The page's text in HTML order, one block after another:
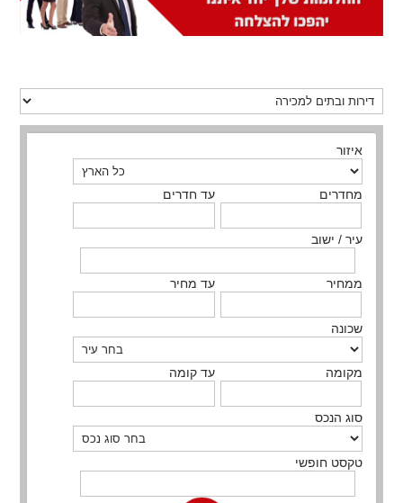
איזור
מחדרים עד חדרים
עיר / ישוב
ממחיר עד מחיר
שכונה
מקומה עד קומה
סוג הנכס
טקסט חופשי